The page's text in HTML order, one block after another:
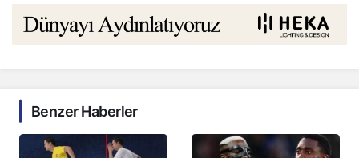
Benzer Haberler